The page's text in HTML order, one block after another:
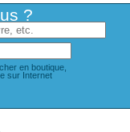
?
en boutique,
sur Internet